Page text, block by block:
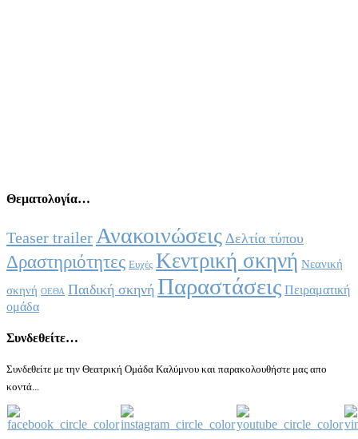
Θεματολογία…
Teaser trailer Ανακοινώσεις Δελτία τύπου
Δραστηριότητες Ευχές Κεντρική σκηνή Νεανική
σκηνή ΟΕΘΑ Παιδική σκηνή Παραστάσεις Πειραματική
ομάδα
Συνδεθείτε…
Συνδεθείτε με την Θεατρική Ομάδα Καλύμνου και παρακολουθήστε μας απο
κοντά...